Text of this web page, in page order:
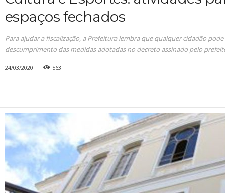
espaços fechados
Para ajudar a fiscalização, a Prefeitura lembra que qualquer cidadão
descumprimento das medidas adotadas no decreto assinado pelo
24/03/2020 563